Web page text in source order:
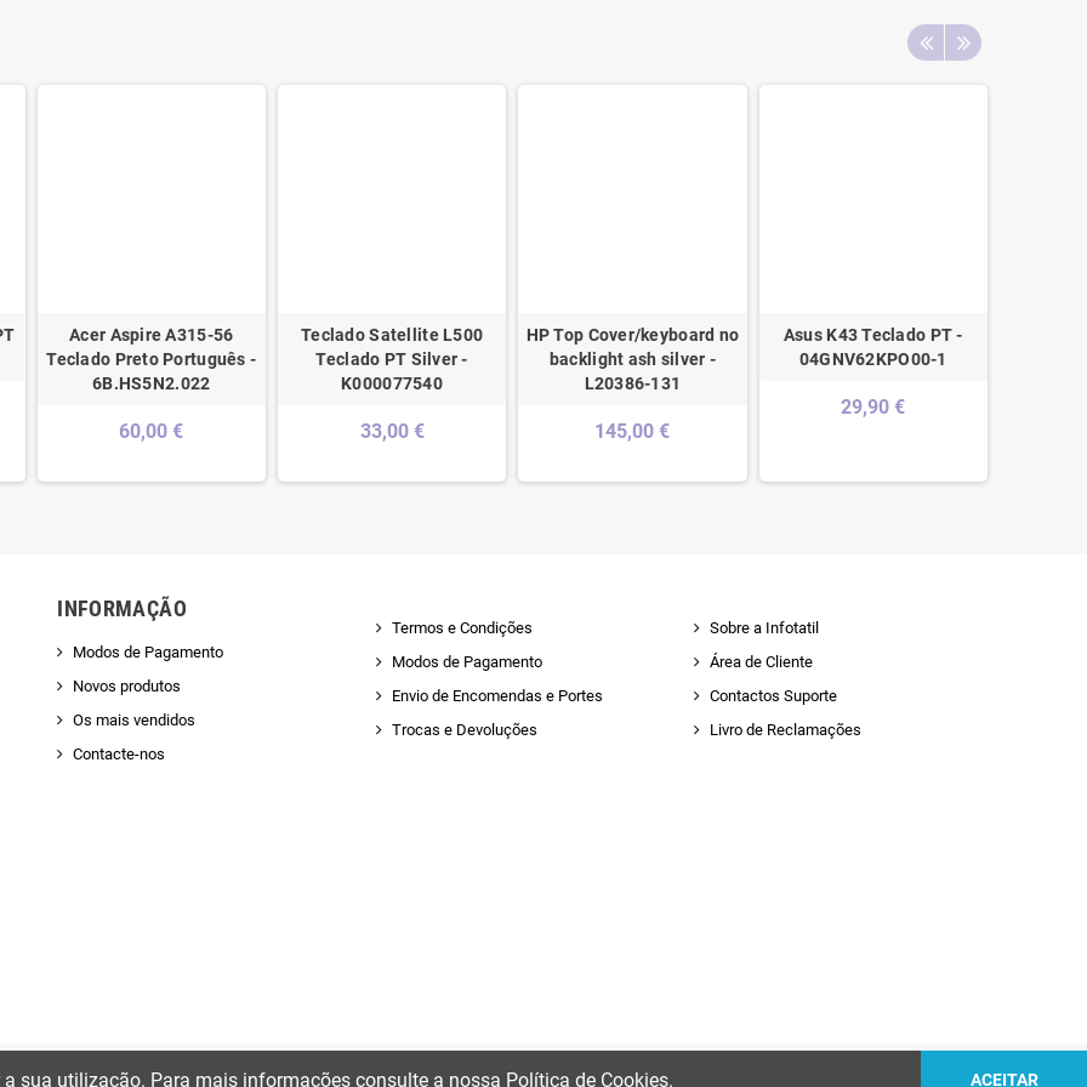
Acer Aspire A315-56
Teclado Preto Português -
6B.HS5N2.022
60,00 €
Teclado Satellite L500
Teclado PT Silver -
K000077540
33,00 €
HP Top Cover/keyboard no
backlight ash silver -
L20386-131
145,00 €
Asus K43 Teclado PT -
04GNV62KPO00-1
29,90 €
INFORMAÇÃO
Modos de Pagamento
Novos produtos
Os mais vendidos
Contacte-nos
Termos e Condições
Modos de Pagamento
Envio de Encomendas e Portes
Trocas e Devoluções
Sobre a Infotatil
Área de Cliente
Contactos Suporte
Livro de Reclamações
sua utilização. Para mais informações consulte a nossa Política de Cookies. ACEITAR